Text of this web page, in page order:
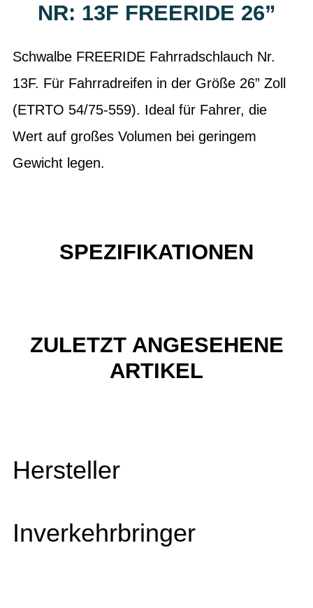
NR: 13F FREERIDE 26”
Schwalbe FREERIDE Fahrradschlauch Nr.
13F. Für Fahrradreifen in der Größe 26” Zoll
(ETRTO 54/75-559). Ideal für Fahrer, die
Wert auf großes Volumen bei geringem
Gewicht legen.
SPEZIFIKATIONEN
ZULETZT ANGESEHENE
ARTIKEL
Hersteller
Inverkehrbringer